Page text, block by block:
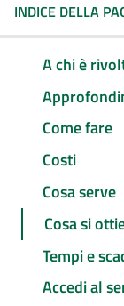
INDICE DELLA
A chi è
Come fare
Costi
Cosa serve
Cosa si
Tempi e
Accedi al